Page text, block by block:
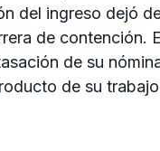
del ingreso dejó
de contención.
de su
de su